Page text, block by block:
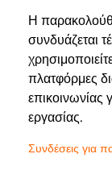
Η
συνδυάζεται
πλατφόρμες
επικοινωνίας
εργασίας.
Συνδέσεις για